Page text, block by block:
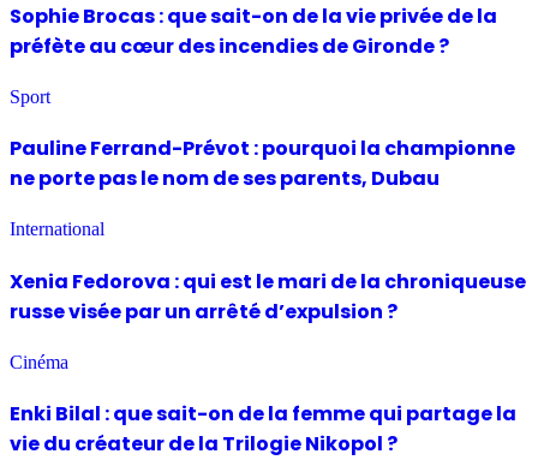
Sophie Brocas : que sait-on de la vie privée de la
préfète au cœur des incendies de Gironde ?
Sport
Pauline Ferrand-Prévot : pourquoi la championne
ne porte pas le nom de ses parents, Dubau
International
Xenia Fedorova : qui est le mari de la chroniqueuse
russe visée par un arrêté d’expulsion ?
Cinéma
Enki Bilal : que sait-on de la femme qui partage la
vie du créateur de la Trilogie Nikopol ?